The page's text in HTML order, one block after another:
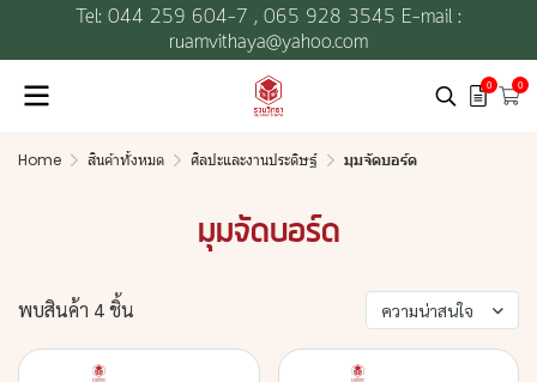
Tel: 044 259 604-7 , 065 928 3545 E-mail :
ruamvithaya@yahoo.com
0 0
Home สินค้าทั้งหมด ศิลปะและงานประดิษฐ์ มุมจัดบอร์ด
มุมจัดบอร์ด
พบสินค้า 4 ชิ้น ความน่าสนใจ